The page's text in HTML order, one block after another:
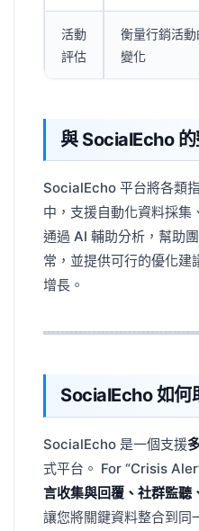
活動
評估
衡量行銷活動
變化
與 SocialEcho
SocialEcho 平台將各類
中，支援自動化資料採集
通過 AI 輔助分析，幫助
常，並提供可行的優化建
增長。
SocialEcho 如何
SocialEcho 是一個支援
式平台。 For “Crisis
言收集與回覆、社群監聽
讓您將關鍵資料整合到同